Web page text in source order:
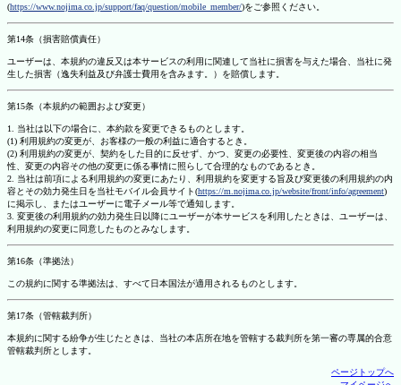
(https://www.nojima.co.jp/support/faq/question/mobile_member/)をご参照ください。
第14条（損害賠償責任）
ユーザーは、本規約の違反又は本サービスの利用に関連して当社に損害を与えた場合、当社に発
生した損害（逸失利益及び弁護士費用を含みます。）を賠償します。
第15条（本規約の範囲および変更）
1. 当社は以下の場合に、本約款を変更できるものとします。
(1) 利用規約の変更が、お客様の一般の利益に適合するとき。
(2) 利用規約の変更が、契約をした目的に反せず、かつ、変更の必要性、変更後の内容の相当
性、変更の内容その他の変更に係る事情に照らして合理的なものであるとき。
2. 当社は前項による利用規約の変更にあたり、利用規約を変更する旨及び変更後の利用規約の内
容とその効力発生日を当社モバイル会員サイト(https://m.nojima.co.jp/website/front/info/agreement)
に掲示し、またはユーザーに電子メール等で通知します。
3. 変更後の利用規約の効力発生日以降にユーザーが本サービスを利用したときは、ユーザーは、
利用規約の変更に同意したものとみなします。
第16条（準拠法）
この規約に関する準拠法は、すべて日本国法が適用されるものとします。
第17条（管轄裁判所）
本規約に関する紛争が生じたときは、当社の本店所在地を管轄する裁判所を第一審の専属的合意
管轄裁判所とします。
ページトップへ